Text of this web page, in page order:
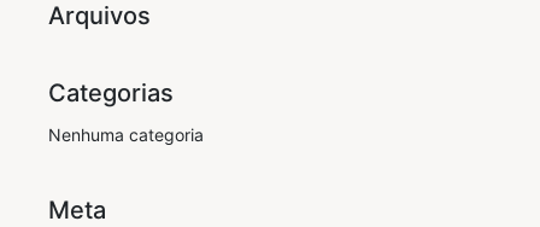
Arquivos
Categorias
Nenhuma categoria
Meta